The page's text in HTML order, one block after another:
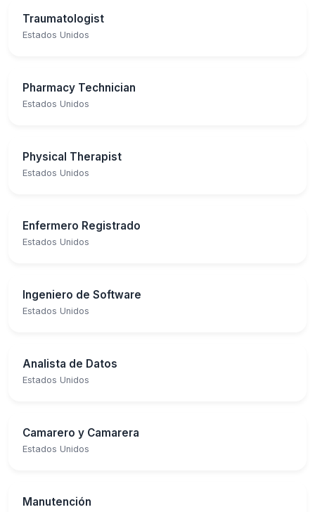
Traumatologist
Estados Unidos
Pharmacy Technician
Estados Unidos
Physical Therapist
Estados Unidos
Enfermero Registrado
Estados Unidos
Ingeniero de Software
Estados Unidos
Analista de Datos
Estados Unidos
Camarero y Camarera
Estados Unidos
Manutención